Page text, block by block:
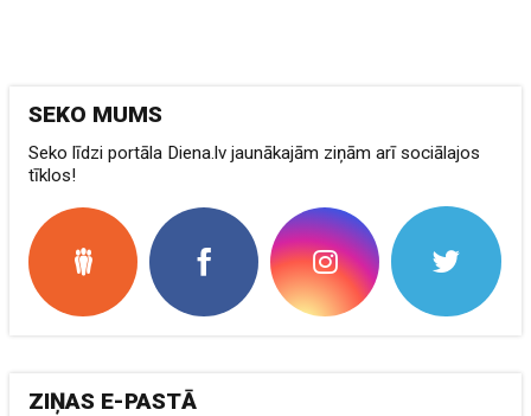
SEKO MUMS
Seko līdzi portāla Diena.lv jaunākajām ziņām arī sociālajos
tīklos!
ZIŅAS E-PASTĀ